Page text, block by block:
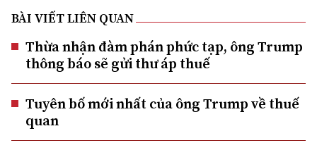
BÀI VIẾT LIÊN QUAN
Thừa nhận đàm phán phức tạp, ông Trump
thông báo sẽ gửi thư áp thuế
Tuyên bố mới nhất của ông Trump về thuế
quan